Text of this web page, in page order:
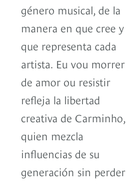
género musical, de la
manera en que cree y
que representa cada
artista. Eu vou morrer
de amor ou resistir
refleja la libertad
creativa de Carminho,
quien mezcla
influencias de su
generación sin perder